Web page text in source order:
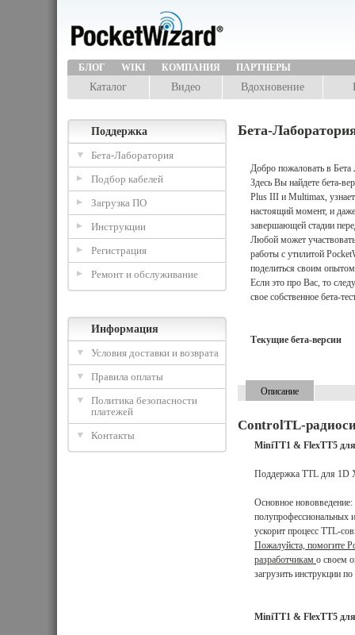
БЛОГ WIKI КОМПАНИЯ ПАРТНЕРЫ
Каталог Видео Вдохновение
Поддержка
Бета-Лаборатория
Подбор кабелей
Загрузка ПО
Инструкции
Регистрация
Ремонт и обслуживание
Информация
Условия доставки и возврата
Правила оплаты
Политика безопасности
платежей
Контакты
Бета-
Добро пожаловать в
Здесь Вы найдете бета-
Plus III и Multimax,
настоящий момент, и
завершающей стадии
Любой может
работы с утилитой
поделиться своим
Если это про Вас, то
свое собственное бета-
Текущие бета-версии
Описание
ControlTL-
MiniTT1 & FlexTT5
Поддержка TTL для 1D
Основное
полупрофессиональных
ускорит процесс TTL-
Пожалуйста, помогите
разработчикам о своем
загрузить инструкции
MiniTT1 & FlexTT5